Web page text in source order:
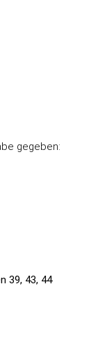
gegeben:
39, 43, 44